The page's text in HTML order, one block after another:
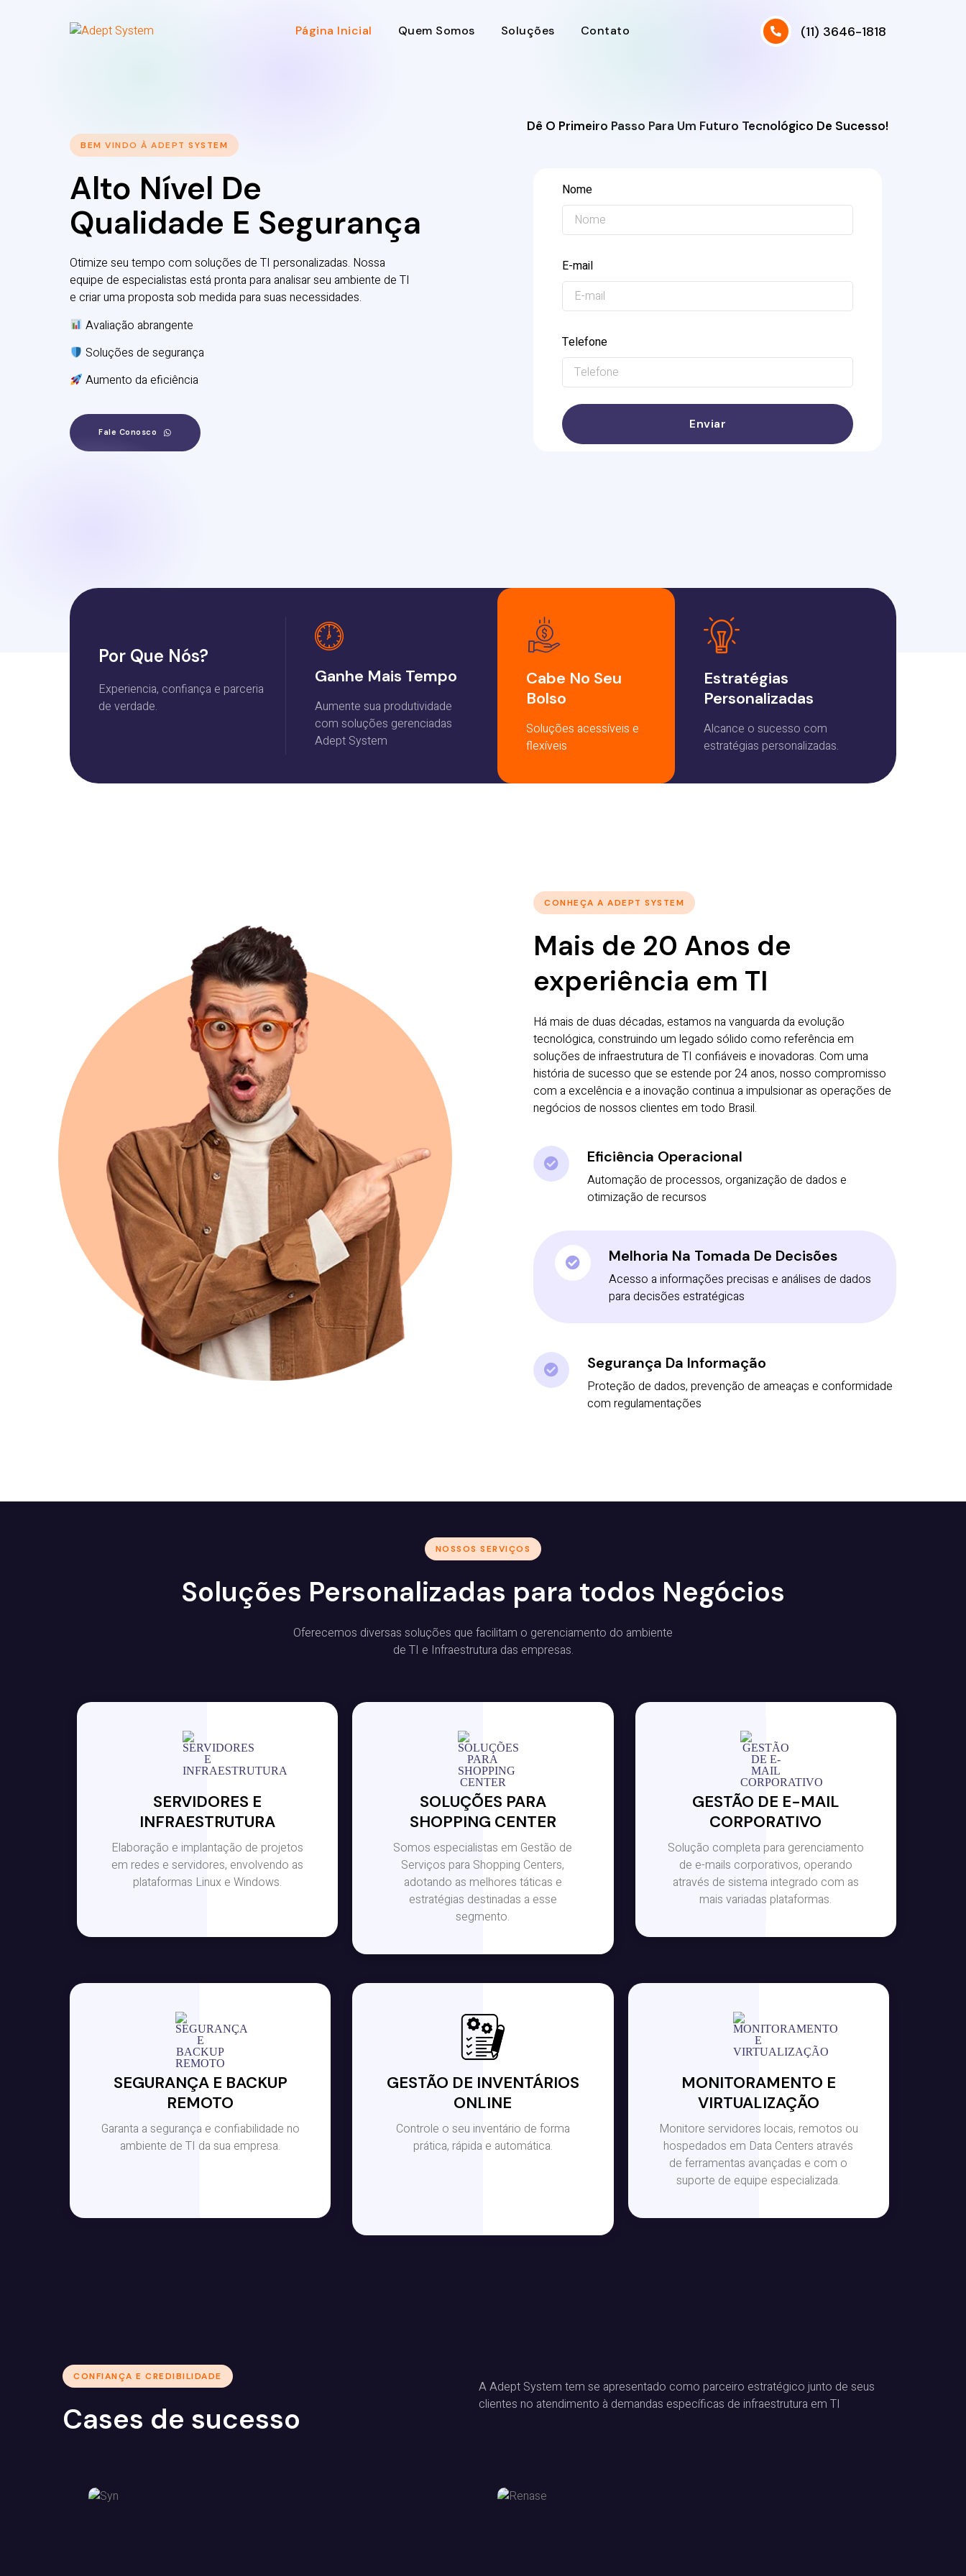
Página Inicial Quem Somos Soluções Contato (11) 3646-1818
BEM VINDO À ADEPT SYSTEM
Alto Nível De
Qualidade E Segurança
Otimize seu tempo com soluções de TI personalizadas. Nossa
equipe de especialistas está pronta para analisar seu ambiente de TI
e criar uma proposta sob medida para suas necessidades.
Avaliação abrangente
Soluções de segurança
Aumento da eficiência
Fale Conosco
Dê O Primeiro Passo Para Um Futuro Tecnológico De Sucesso!
Nome
E-mail
Telefone
Enviar
Por Que Nós?
Experiencia, confiança e parceria
de verdade.
Ganhe Mais Tempo
Aumente sua produtividade
com soluções gerenciadas
Adept System
Cabe No Seu
Bolso
Soluções acessíveis e
flexíveis
Estratégias
Personalizadas
Alcance o sucesso com
estratégias personalizadas.
CONHEÇA A ADEPT SYSTEM
Mais de 20 Anos de
experiência em TI
Há mais de duas décadas, estamos na vanguarda da evolução
tecnológica, construindo um legado sólido como referência em
soluções de infraestrutura de TI confiáveis e inovadoras. Com uma
história de sucesso que se estende por 24 anos, nosso compromisso
com a excelência e a inovação continua a impulsionar as operações de
negócios de nossos clientes em todo Brasil.
Eficiência Operacional
Automação de processos, organização de dados e
otimização de recursos
Melhoria Na Tomada De Decisões
Acesso a informações precisas e análises de dados
para decisões estratégicas
Segurança Da Informação
Proteção de dados, prevenção de ameaças e conformidade
com regulamentações
NOSSOS SERVIÇOS
Soluções Personalizadas para todos Negócios
Oferecemos diversas soluções que facilitam o gerenciamento do ambiente
de TI e Infraestrutura das empresas.
SERVIDORES E
INFRAESTRUTURA
Elaboração e implantação de projetos
em redes e servidores, envolvendo as
plataformas Linux e Windows.
SOLUÇÕES PARA
SHOPPING CENTER
Somos especialistas em Gestão de
Serviços para Shopping Centers,
adotando as melhores táticas e
estratégias destinadas a esse
segmento.
GESTÃO DE E-MAIL
CORPORATIVO
Solução completa para gerenciamento
de e-mails corporativos, operando
através de sistema integrado com as
mais variadas plataformas.
SEGURANÇA E BACKUP
REMOTO
Garanta a segurança e confiabilidade no
ambiente de TI da sua empresa.
GESTÃO DE INVENTÁRIOS
ONLINE
Controle o seu inventário de forma
prática, rápida e automática.
MONITORAMENTO E
VIRTUALIZAÇÃO
Monitore servidores locais, remotos ou
hospedados em Data Centers através
de ferramentas avançadas e com o
suporte de equipe especializada.
CONFIANÇA E CREDIBILIDADE
Cases de sucesso
A Adept System tem se apresentado como parceiro estratégico junto de seus
clientes no atendimento à demandas específicas de infraestrutura em TI